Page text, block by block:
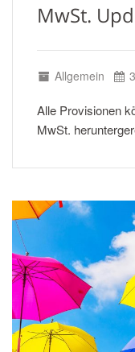
MwSt.
Allgemein
Alle Provisionen
MwSt.